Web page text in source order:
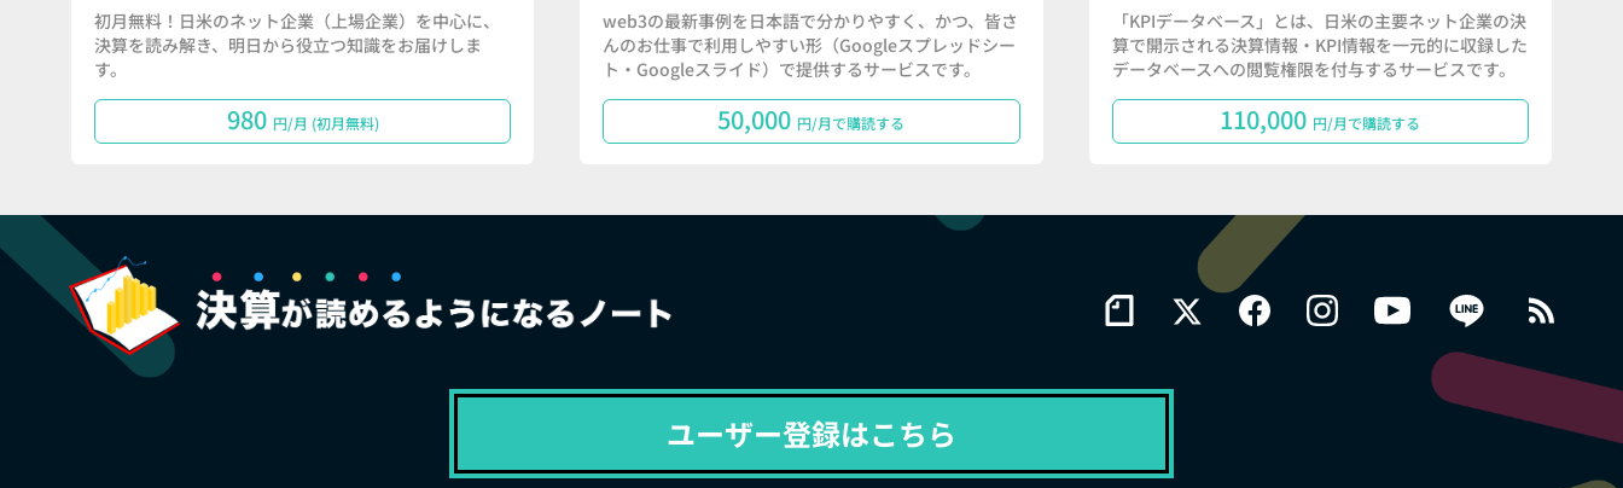
初月無料！日米のネット企業（上場企業）を中心に、
決算を読み解き、明日から役立つ知識をお届けしま
す。
980 円/月 (初月無料)
web3の最新事例を日本語で分かりやすく、かつ、皆さ
んのお仕事で利用しやすい形（Googleスプレッドシー
ト・Googleスライド）で提供するサービスです。
50,000 円/月で購読する
「KPIデータベース」とは、日米の主要ネット企業の決
算で開示される決算情報・KPI情報を一元的に収録した
データベースへの閲覧権限を付与するサービスです。
110,000 円/月で購読する
ユーザー登録はこちら